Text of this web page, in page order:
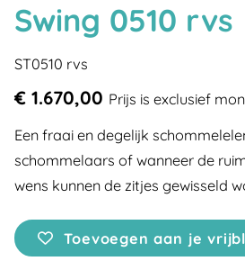
Swing 0510 rvs
ST0510 rvs
€ 1.670,00 Prijs is exclusief
Een fraai en degelijk
schommelaars of wanneer de
wens kunnen de zitjes gewisseld
Toevoegen aan je